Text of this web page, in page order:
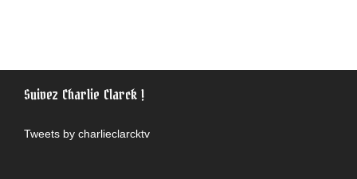
Suivez Charlie Clarck !
Tweets by charlieclarcktv